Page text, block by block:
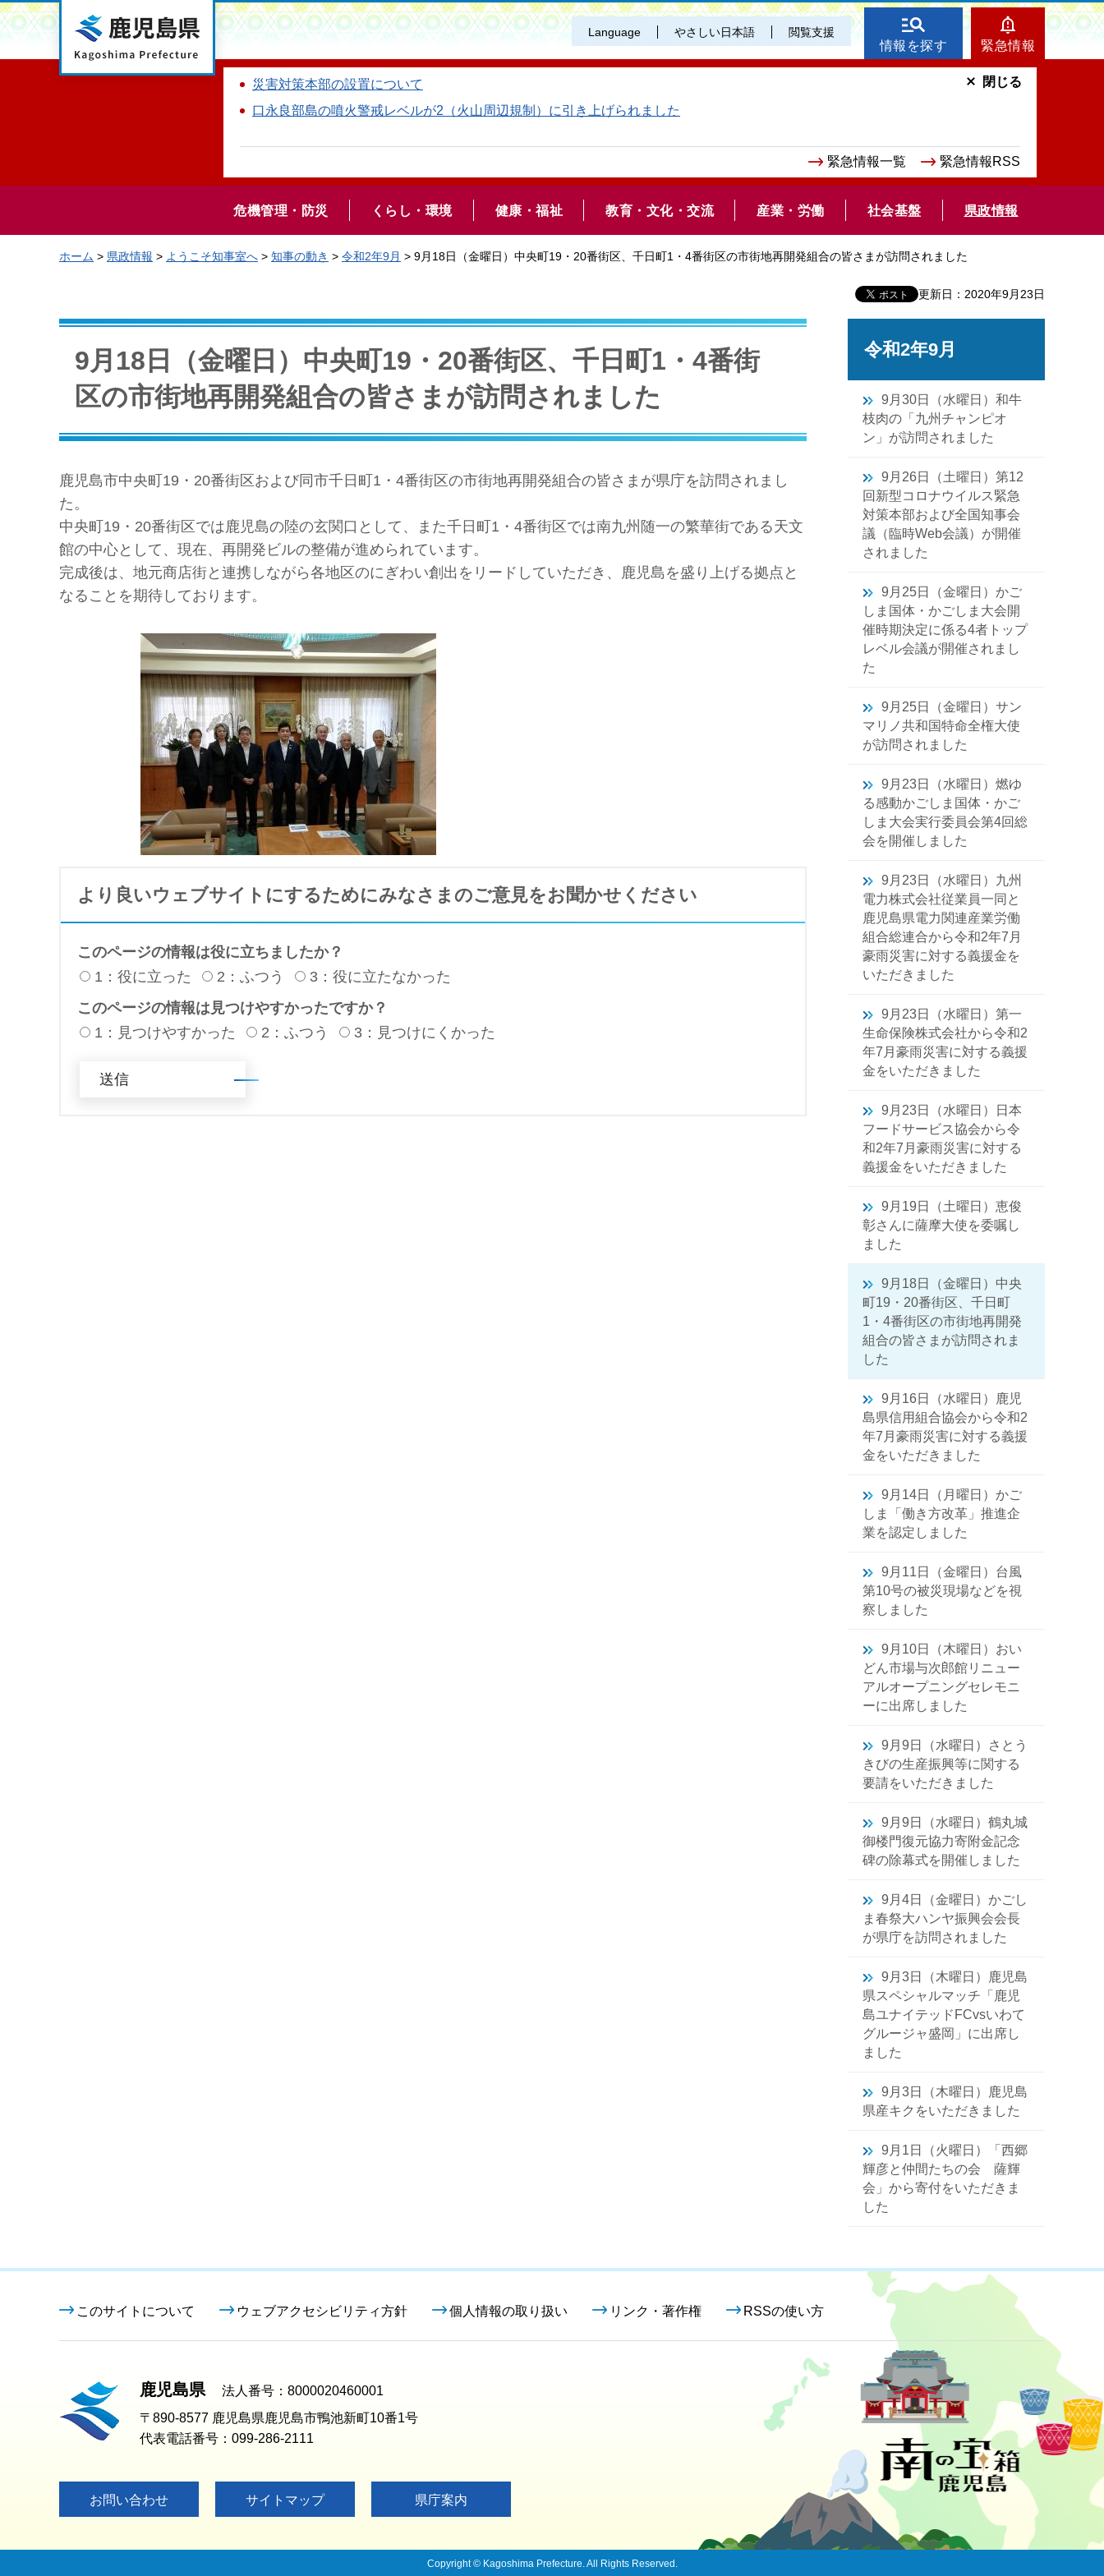
鹿児島県 Language やさしい日本語 閲覧支援
情報を探す 緊急情報
災害対策本部の設置について
口永良部島の噴火警戒レベルが2（火山周辺規制）に引き上げられました
緊急情報一覧 緊急情報RSS
閉じる
危機管理・防災 くらし・環境 健康・福祉 教育・文化・交流 産業・労働 社会基盤 県政情報
ホーム > 県政情報 > ようこそ知事室へ > 知事の動き > 令和2年9月 > 9月18日（金曜日）中央町19・20番街区、千日町1・4番街区の市街地再開発組合の皆さまが訪問されました
更新日：2020年9月23日
9月18日（金曜日）中央町19・20番街区、千日町1・4番街
区の市街地再開発組合の皆さまが訪問されました
鹿児島市中央町19・20番街区および同市千日町1・4番街区の市街地再開発組合の皆さまが県庁を訪問されまし
た。
中央町19・20番街区では鹿児島の陸の玄関口として、また千日町1・4番街区では南九州随一の繁華街である天文
館の中心として、現在、再開発ビルの整備が進められています。
完成後は、地元商店街と連携しながら各地区のにぎわい創出をリードしていただき、鹿児島を盛り上げる拠点と
なることを期待しております。
より良いウェブサイトにするためにみなさまのご意見をお聞かせください
このページの情報は役に立ちましたか？
1：役に立った
2：ふつう
3：役に立たなかった
このページの情報は見つけやすかったですか？
1：見つけやすかった
2：ふつう 3：見つけにくかった
令和2年9月
9月30日（水曜日）和牛
枝肉の「九州チャンピオ
ン」が訪問されました
9月26日（土曜日）第12
回新型コロナウイルス緊急
対策本部および全国知事会
議（臨時Web会議）が開催
されました
9月25日（金曜日）かご
しま国体・かごしま大会開
催時期決定に係る4者トップ
レベル会議が開催されまし
た
9月25日（金曜日）サン
マリノ共和国特命全権大使
が訪問されました
9月23日（水曜日）燃ゆ
る感動かごしま国体・かご
しま大会実行委員会第4回総
会を開催しました
9月23日（水曜日）九州
電力株式会社従業員一同と
鹿児島県電力関連産業労働
組合総連合から令和2年7月
豪雨災害に対する義援金を
いただきました
9月23日（水曜日）第一
生命保険株式会社から令和2
年7月豪雨災害に対する義援
金をいただきました
9月23日（水曜日）日本
フードサービス協会から令
和2年7月豪雨災害に対する
義援金をいただきました
9月19日（土曜日）恵俊
彰さんに薩摩大使を委嘱し
ました
9月18日（金曜日）中央
町19・20番街区、千日町
1・4番街区の市街地再開発
組合の皆さまが訪問されま
した
9月16日（水曜日）鹿児
島県信用組合協会から令和2
年7月豪雨災害に対する義援
金をいただきました
9月14日（月曜日）かご
しま「働き方改革」推進企
業を認定しました
9月11日（金曜日）台風
第10号の被災現場などを視
察しました
9月10日（木曜日）おい
どん市場与次郎館リニュー
アルオープニングセレモニ
ーに出席しました
9月9日（水曜日）さとう
きびの生産振興等に関する
要請をいただきました
9月9日（水曜日）鶴丸城
御楼門復元協力寄附金記念
碑の除幕式を開催しました
9月4日（金曜日）かごし
ま春祭大ハンヤ振興会会長
が県庁を訪問されました
9月3日（木曜日）鹿児島
県スペシャルマッチ「鹿児
島ユナイテッドFCvsいわて
グルージャ盛岡」に出席し
ました
9月3日（木曜日）鹿児島
県産キクをいただきました
9月1日（火曜日）「西郷
輝彦と仲間たちの会 薩輝
会」から寄付をいただきま
した
このサイトについて ウェブアクセシビリティ方針 個人情報の取り扱い リンク・著作権 RSSの使い方
鹿児島県
法人番号：8000020460001
〒890-8577 鹿児島県鹿児島市鴨池新町10番1号
代表電話番号：099-286-2111
お問い合わせ サイトマップ 県庁案内
Copyright © Kagoshima Prefecture. All Rights Reserved.